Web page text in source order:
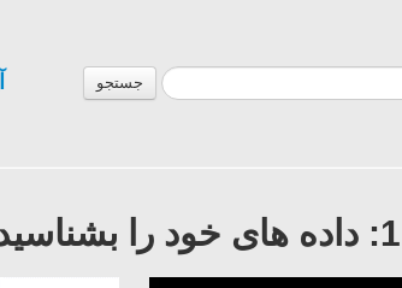
جستجو